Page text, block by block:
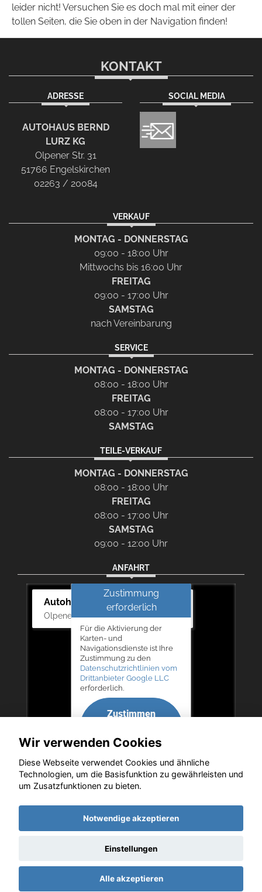
leider nicht! Versuchen Sie es doch mal mit einer der
tollen Seiten, die Sie oben in der Navigation finden!
KONTAKT
ADRESSE
AUTOHAUS BERND
LURZ KG
Olpener Str. 31
51766 Engelskirchen
02263 / 20084
SOCIAL MEDIA
VERKAUF
MONTAG - DONNERSTAG
09:00 - 18:00 Uhr
Mittwochs bis 16:00 Uhr
FREITAG
09:00 - 17:00 Uhr
SAMSTAG
nach Vereinbarung
SERVICE
MONTAG - DONNERSTAG
08:00 - 18:00 Uhr
FREITAG
08:00 - 17:00 Uhr
SAMSTAG
TEILE-VERKAUF
MONTAG - DONNERSTAG
08:00 - 18:00 Uhr
FREITAG
08:00 - 17:00 Uhr
SAMSTAG
09:00 - 12:00 Uhr
ANFAHRT
Autohaus Bernd Lurz KG
Olpener Str. 31, 51766 Engelskirchen
Zustimmung
erforderlich
Für die Aktivierung der
Karten- und
Navigationsdienste ist Ihre
Zustimmung zu den
Datenschutzrichtlinien vom
Drittanbieter Google LLC
erforderlich.
Zustimmen
aktivieren
Copyright © 2026. Autohaus Bernd Lurz KG
Datenschutz Impressum AGB
Wir verwenden Cookies
Diese Webseite verwendet Cookies und ähnliche
Technologien, um die Basisfunktion zu gewährleisten und
um Zusatzfunktionen zu bieten.
Notwendige akzeptieren
Einstellungen
Alle akzeptieren